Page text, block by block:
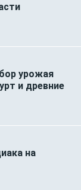
урожая
и древние
на